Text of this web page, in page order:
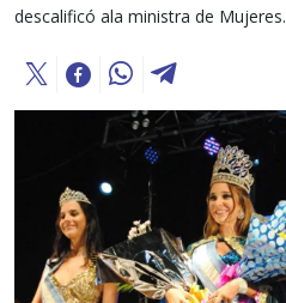
descalificó ala ministra de Mujeres.